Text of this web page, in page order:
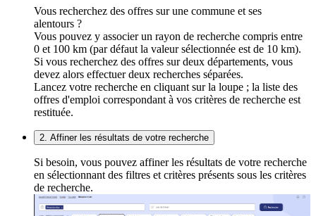
Vous recherchez des offres sur une commune et ses
alentours ?
Vous pouvez y associer un rayon de recherche compris entre
0 et 100 km (par défaut la valeur sélectionnée est de 10 km).
Si vous recherchez des offres sur deux départements, vous
devez alors effectuer deux recherches séparées.
Lancez votre recherche en cliquant sur la loupe ; la liste des
offres d'emploi correspondant à vos critères de recherche est
restituée.
2. Affiner les résultats de votre recherche
Si besoin, vous pouvez affiner les résultats de votre recherche
en sélectionnant des filtres et critères présents sous les critères
de recherche.